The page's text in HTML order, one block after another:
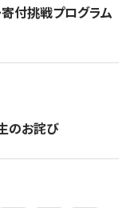
付挑戦プログラム
のお詫び